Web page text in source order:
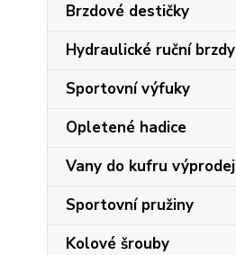
Brzdové destičky
Hydraulické ruční brzdy
Sportovní výfuky
Opletené hadice
Vany do kufru výprodej
Sportovní pružiny
Kolové šrouby